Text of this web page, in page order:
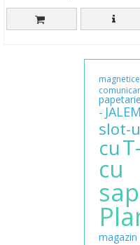
magnetice
papetarie
-
slot-
cu
cu
magazin